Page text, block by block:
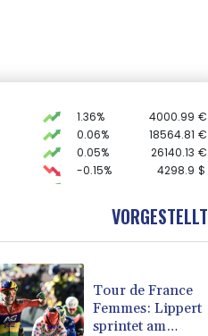
1.36% 4000.99 €
0.06% 18564.81 €
0.05% 26140.13 €
-0.15% 4298.9 $
6502.56 €
-0.28% 1.1523 $
VORGESTELLT
Tour de France
Femmes: Lippert
sprintet am